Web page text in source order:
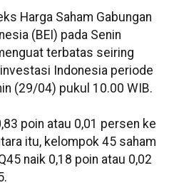
Harga Saham Gabungan
(BEI) pada Senin
terbatas seiring
Indonesia periode
(29/04) pukul 10.00 WIB.
poin atau 0,01 persen ke
itu, kelompok 45 saham
naik 0,18 poin atau 0,02